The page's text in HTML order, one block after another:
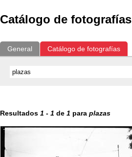
Catálogo de fotografías
General Catálogo de fotografías
Resultados 1 - 1 de 1 para plazas